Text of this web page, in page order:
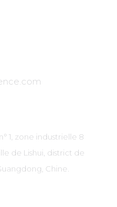
1, zone industrielle 8
de Lishui, district de
Chine.